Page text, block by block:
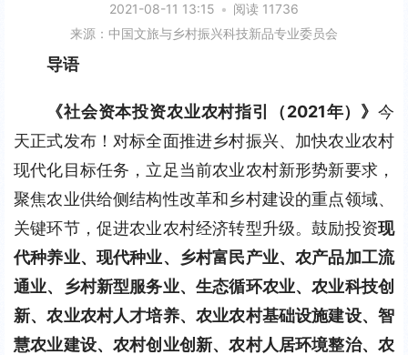
2021-08-11 13:15 • 阅读 11736
来源：中国文旅与乡村振兴科技新品专业委员会
导语
《社会资本投资农业农村指引（2021年）》 今
天正式发布！对标全面推进乡村振兴、加快农业农村
现代化目标任务，立足当前农业农村新形势新要求，
聚焦农业供给侧结构性改革和乡村建设的重点领域、
关键环节，促进农业农村经济转型升级。鼓励投资现
代种养业、现代种业、乡村富民产业、农产品加工流
通业、乡村新型服务业、生态循环农业、农业科技创
新、农业农村人才培养、农业农村基础设施建设、智
慧农业建设、农村创业创新、农村人居环境整治、农